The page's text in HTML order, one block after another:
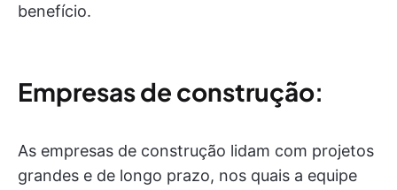
benefício.
Empresas de construção:
As empresas de construção lidam com projetos
grandes e de longo prazo, nos quais a equipe